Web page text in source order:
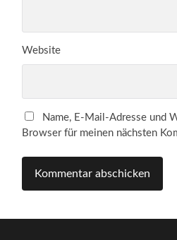
Website
Name, E-Mail-Adresse und
Browser für meinen nächsten